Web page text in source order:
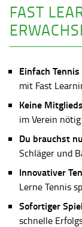
FAST
Einfach
mit Fast
Keine
im Verein nötig
Du brauchst
Schläger und
Innovativer
Lerne Tennis
Sofortiger
schnelle